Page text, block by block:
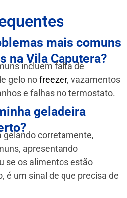
mais comuns
na Vila Caputera?
incluem falta de
gelo nofreezer, vazamentos
e falhas no termostato.
geladeira
gelando corretamente,
apresentando
se os alimentos estão
é um sinal de que precisa de